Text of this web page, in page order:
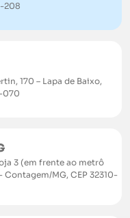
208
170 – Lapa de Baixo,
070
3 (em frente ao metrô
Contagem/MG, CEP 32310-